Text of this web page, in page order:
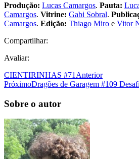
Produção: Lucas Camargos. Pauta:
Camargos. Vitrine: Gabi Sobral.
Camargos. Edição: Thiago Miro e Vitor
Compartilhar:
Avaliar:
CIENTIRINHAS #71 Anterior
PróximoDragões de Garagem #109
Sobre o autor